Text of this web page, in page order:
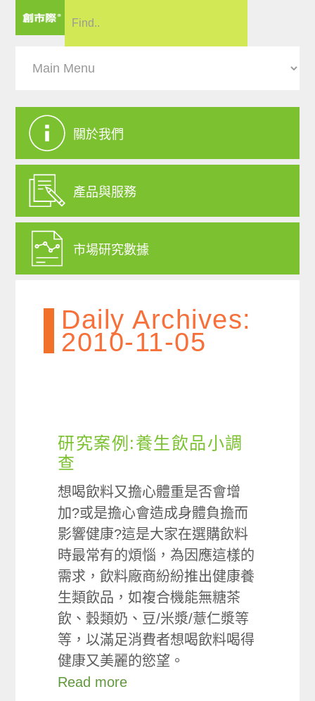
關於我們
產品與服務
市場研究數據
Daily Archives:
2010-11-05
研究案例:養生飲品小調
查
想喝飲料又擔心體重是否會增
加?或是擔心會造成身體負擔而
影響健康?這是大家在選購飲料
時最常有的煩惱，為因應這樣的
需求，飲料廠商紛紛推出健康養
生類飲品，如複合機能無糖茶
飲、穀類奶、豆/米漿/薏仁漿等
等，以滿足消費者想喝飲料喝得
健康又美麗的慾望。
Read more